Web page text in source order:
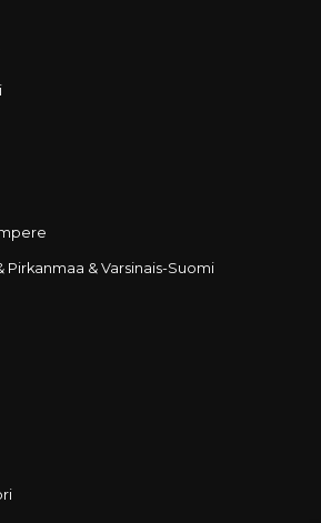
Pirkanmaa & Varsinais-Suomi